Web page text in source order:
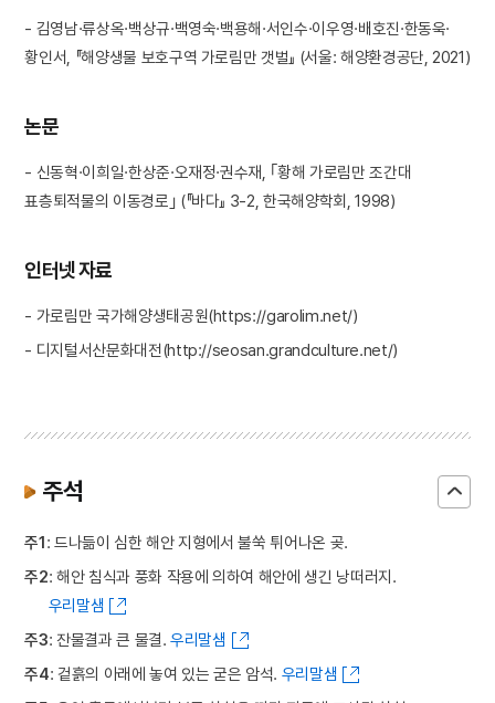
- 김영남·류상옥·백상규·백영숙·백용해·서인수·이우영·배호진·한동욱·
황인서, 『해양생물 보호구역 가로림만 갯벌』 (서울: 해양환경공단, 2021)
논문
- 신동혁·이희일·한상준·오재정·권수재, ｢황해 가로림만 조간대
표층퇴적물의 이동경로｣ (『바다』 3-2, 한국해양학회, 1998)
인터넷 자료
- 가로림만 국가해양생태공원(https://garolim.net/)
- 디지털서산문화대전(http://seosan.grandculture.net/)
주석
주1: 드나듦이 심한 해안 지형에서 불쑥 튀어나온 곶.
주2: 해안 침식과 풍화 작용에 의하여 해안에 생긴 낭떠러지.
우리말샘
주3: 잔물결과 큰 물결.우리말샘
주4: 겉흙의 아래에 놓여 있는 굳은 암석. 우리말샘